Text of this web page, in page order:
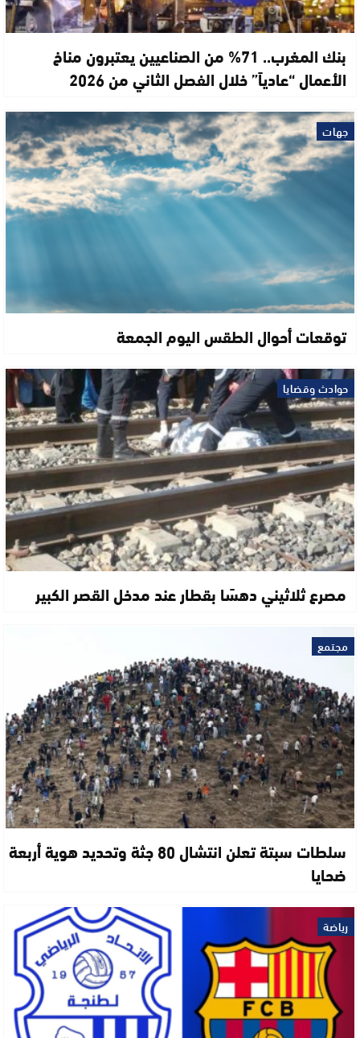
بنك المغرب.. 71% من الصناعيين يعتبرون مناخ
الأعمال “عادياً” خلال الفصل الثاني من 2026
جهات
توقعات أحوال الطقس اليوم الجمعة
حوادث وقضايا
مصرع ثلاثيني دهسًا بقطار عند مدخل القصر الكبير
مجتمع
سلطات سبتة تعلن انتشال 80 جثة وتحديد هوية أربعة
ضحايا
رياضة